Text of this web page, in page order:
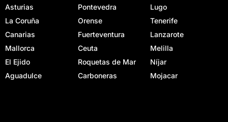
Asturias
Pontevedra
Lugo
La Coruña
Orense
Tenerife
Canarias
Fuerteventura
Lanzarote
Mallorca
Ceuta
Melilla
El Ejido
Roquetas de Mar
Níjar
Aguadulce
Carboneras Mojacar